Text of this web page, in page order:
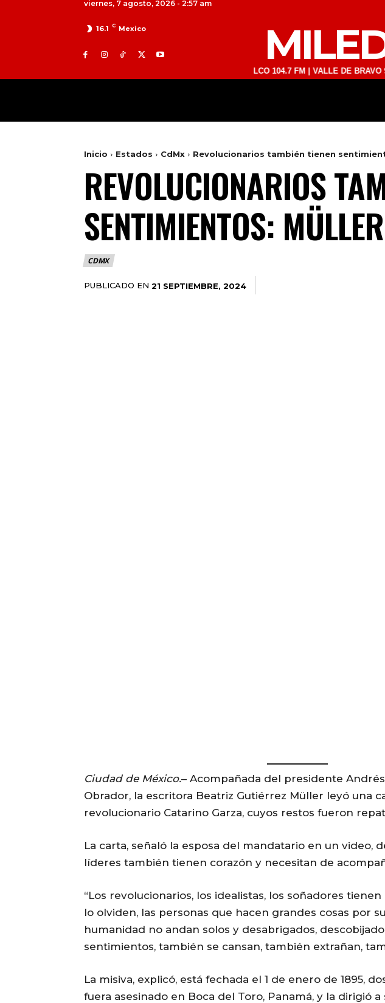
viernes, 7 agosto, 2026 - 2:57 am
16.1 C Mexico
TOLUCA 98.9 FM | ATLACOMULCO 104.7 FM | VALLE DE BRAVO 93.5
Inicio Estados CdMx Revolucionarios también tienen
REVOLUCIONARIOS
SENTIMIENTOS: MÜLLER
CDMX
PUBLICADO EN 21 SEPTIEMBRE, 2024
Ciudad de México.– Acompañada del presidente
Obrador, la escritora Beatriz Gutiérrez Müller leyó una
revolucionario Catarino Garza, cuyos restos fueron
La carta, señaló la esposa del mandatario en un video,
líderes también tienen corazón y necesitan de
“Los revolucionarios, los idealistas, los soñadores
lo olviden, las personas que hacen grandes cosas por
humanidad no andan solos y desabrigados,
sentimientos, también se cansan, también extrañan,
La misiva, explicó, está fechada el 1 de enero de 1895,
fuera asesinado en Boca del Toro, Panamá, y la dirigió a